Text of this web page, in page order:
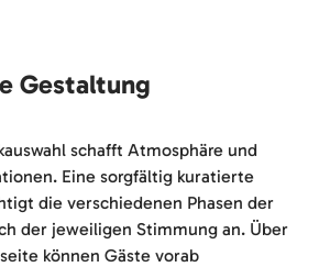
Gestaltung
schafft Atmosphäre und
Eine sorgfältig kuratierte
die verschiedenen Phasen der
der jeweiligen Stimmung an. Über
können Gäste vorab